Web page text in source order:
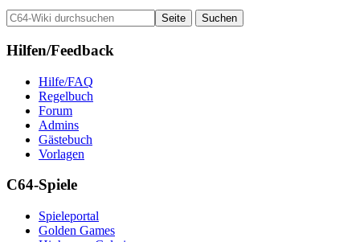
Hilfen/Feedback
Hilfe/FAQ
Regelbuch
Forum
Admins
Gästebuch
Vorlagen
C64-Spiele
Spieleportal
Golden Games